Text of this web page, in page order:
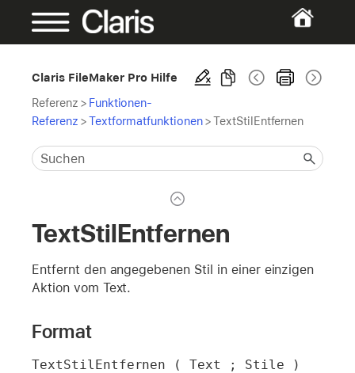
Claris FileMaker Pro Hilfe
Referenz > Funktionen-
Referenz >Textformatfunktionen>TextStilEntfernen
TextStilEntfernen
Entfernt den angegebenen Stil in einer einzigen
Aktion vom Text.
Format
TextStilEntfernen ( Text ; Stile )